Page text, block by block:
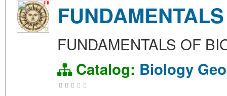
FUNDAMENTALS OF
Catalog: Biology